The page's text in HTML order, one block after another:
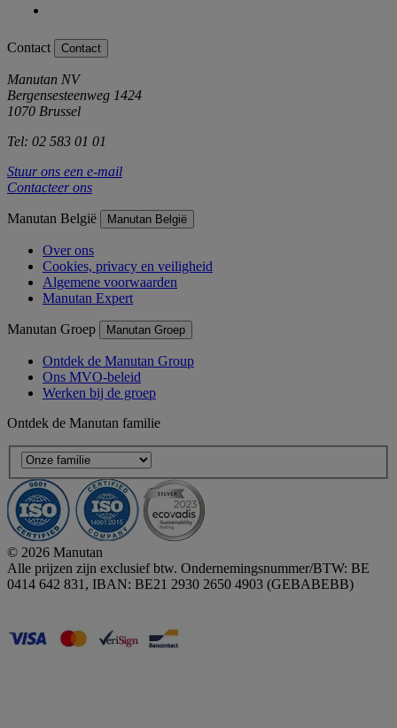
Contact Contact
Manutan NV
Bergensesteenweg 1424
1070 Brussel
Tel: 02 583 01 01
Stuur ons een e-mail
Contacteer ons
Manutan België Manutan België
Over ons
Cookies, privacy en veiligheid
Algemene voorwaarden
Manutan Expert
Manutan Groep Manutan Groep
Ontdek de Manutan Group
Ons MVO-beleid
Werken bij de groep
Ontdek de Manutan familie
© 2026 Manutan
Alle prijzen zijn exclusief btw. Ondernemingsnummer/BTW: BE
0414 642 831, IBAN: BE21 2930 2650 4903 (GEBABEBB)